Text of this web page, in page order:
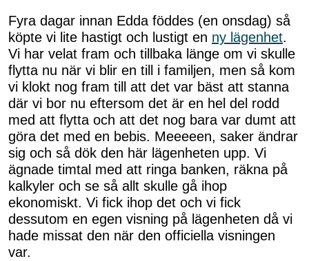
Fyra dagar innan Edda föddes (en onsdag) så
köpte vi lite hastigt och lustigt en ny lägenhet.
Vi har velat fram och tillbaka länge om vi skulle
flytta nu när vi blir en till i familjen, men så kom
vi klokt nog fram till att det var bäst att stanna
där vi bor nu eftersom det är en hel del rodd
med att flytta och att det nog bara var dumt att
göra det med en bebis. Meeeeen, saker ändrar
sig och så dök den här lägenheten upp. Vi
ägnade timtal med att ringa banken, räkna på
kalkyler och se så allt skulle gå ihop
ekonomiskt. Vi fick ihop det och vi fick
dessutom en egen visning på lägenheten då vi
hade missat den när den officiella visningen
var.